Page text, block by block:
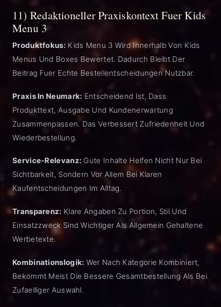
11) Redaktioneller Praxiskontext Fuer Kids
Menu 3
Produktfokus:Kids Menu 3 Wird Innerhalb Von Kids
Menus Und Boxes Bewertet. Dadurch Bleibt Der
Beitrag Fuer Echte Bestellentscheidungen Nutzbar.
Praxis In Neumark: Entscheidend Ist, Dass
Produkttext, Ausgabe Und Kundenerwartung
Zusammenpassen. Das Verbessert Zufriedenheit Und
Wiederbestellung.
Service-Relevanz: Gute Inhalte Helfen Nicht Nur Bei
Sichtbarkeit, Sondern Vor Allem Bei Klaren
Kaufentscheidungen Im Alltag.
Transparenz: Klare Angaben Zu Portion, Stil Und
Einsatzzweck Sind Wichtiger Als Allgemein Gehaltene
Werbetexte.
Kombinationslogik: Wer Nach Kategorie Kombiniert,
Bekommt Meist Die Bessere Gesamtbestellung Als Bei
Zufaelliger Auswahl.